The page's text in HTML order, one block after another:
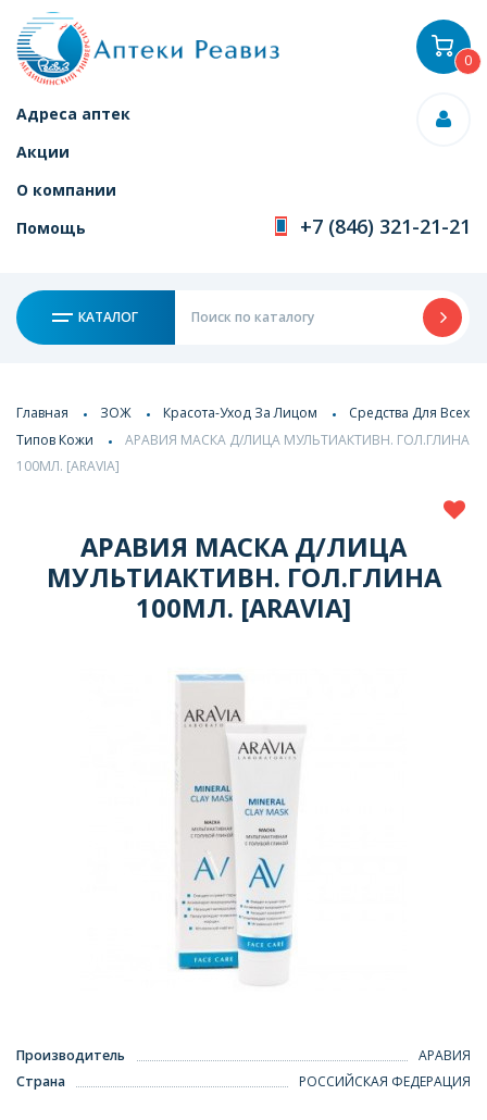
Адреса аптек
Акции
О компании
Помощь
+7 (846) 321-21-21
КАТАЛОГ
0
Главная ЗОЖ Красота-Уход За Лицом
Средства Для Всех
Типов Кожи
АРАВИЯ МАСКА Д/ЛИЦА МУЛЬТИАКТИВН. ГОЛ.ГЛИНА
100МЛ. [ARAVIA]
АРАВИЯ МАСКА Д/ЛИЦА
МУЛЬТИАКТИВН. ГОЛ.ГЛИНА
100МЛ. [ARAVIA]
Производитель
АРАВИЯ
Страна
РОССИЙСКАЯ ФЕДЕРАЦИЯ